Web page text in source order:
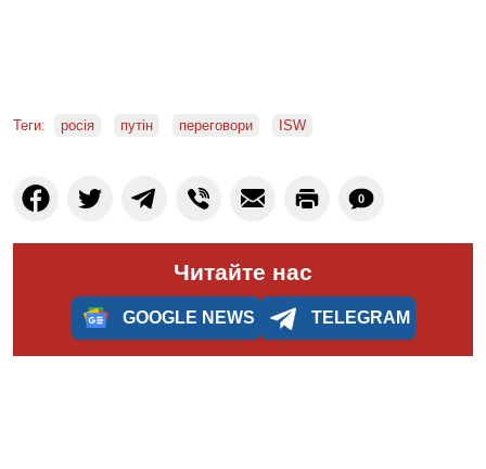
Теги: росія путін переговори ISW
0
Читайте нас
GOOGLE NEWS TELEGRAM